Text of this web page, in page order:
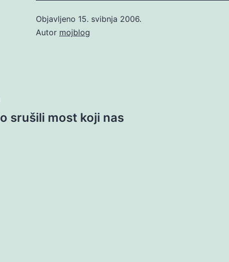
Objavljeno 15. svibnja 2006.
Autor mojblog
srušili most koji nas